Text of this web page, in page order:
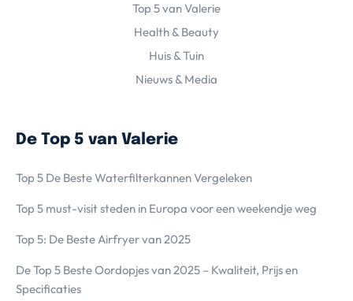
Top 5 van Valerie
Health & Beauty
Huis & Tuin
Nieuws & Media
De Top 5 van Valerie
Top 5 De Beste Waterfilterkannen Vergeleken
Top 5 must-visit steden in Europa voor een weekendje weg
Top 5: De Beste Airfryer van 2025
De Top 5 Beste Oordopjes van 2025 – Kwaliteit, Prijs en
Specificaties